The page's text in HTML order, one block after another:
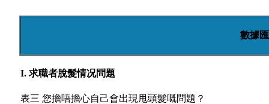
數據
I. 求職者脫髮情况問題
表三 您擔唔擔心自己會出現甩頭髮嘅問題？